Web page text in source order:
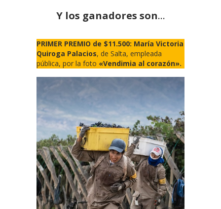
Y los ganadores son…
PRIMER PREMIO de $11.500: María Victoria
Quiroga Palacios, de Salta, empleada
pública, por la foto «Vendimia al corazón».